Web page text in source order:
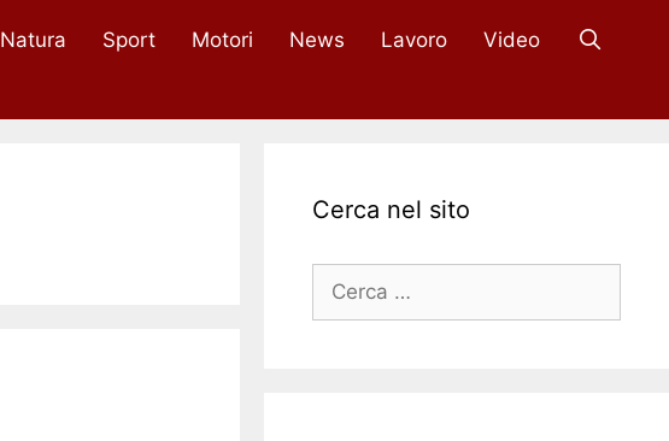
Natura Sport Motori News Lavoro Video
Cerca nel sito
Ricerca